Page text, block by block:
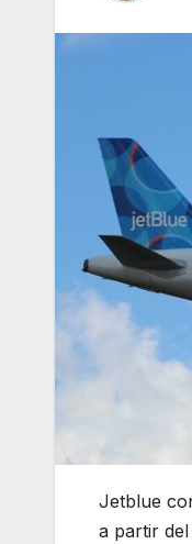
Jetblue
a partir